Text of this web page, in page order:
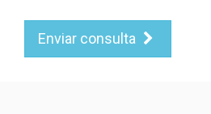
Enviar consulta